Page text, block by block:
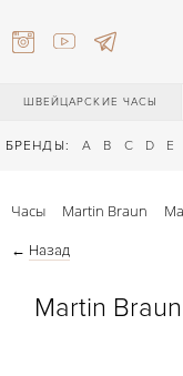
ШВЕЙЦАРСКИЕ ЧАСЫ
БРЕНДЫ: A B C D E
Часы Martin Braun
← Назад
Martin